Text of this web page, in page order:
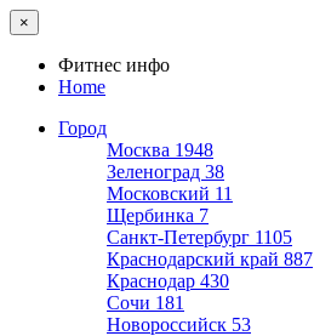
×
Фитнес инфо
Home
Город
Москва 1948
Зеленоград 38
Московский 11
Щербинка 7
Санкт-Петербург 1105
Краснодарский край 887
Краснодар 430
Сочи 181
Новороссийск 53